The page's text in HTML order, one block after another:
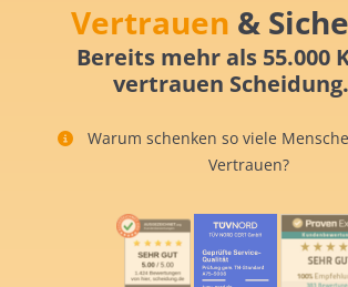
Vertrauen &
Bereits mehr als 55.000
vertrauen
Warum schenken so viele
Vertrauen?